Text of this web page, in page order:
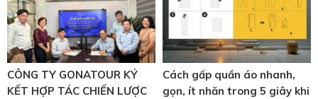
CÔNG TY GONATOUR KÝ
KẾT HỢP TÁC CHIẾN LƯỢC
Cách gấp quần áo nhanh,
gọn, ít nhăn trong 5 giây khi